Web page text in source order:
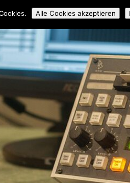
Workshops Mitmachen
Alle Cookies akzeptieren